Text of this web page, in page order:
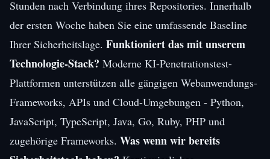
Stunden nach Verbindung ihres Repositories. Innerhalb
der ersten Woche haben Sie eine umfassende Baseline
Ihrer Sicherheitslage. Funktioniert das mit unserem
Technologie-Stack? Moderne KI-Penetrationstest-
Plattformen unterstützen alle gängigen Webanwendungs-
Frameworks, APIs und Cloud-Umgebungen - Python,
JavaScript, TypeScript, Java, Go, Ruby, PHP und
zugehörige Frameworks. Was wenn wir bereits